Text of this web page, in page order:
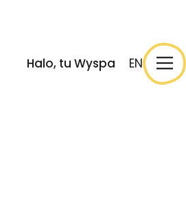
Halo, tu Wyspa EN